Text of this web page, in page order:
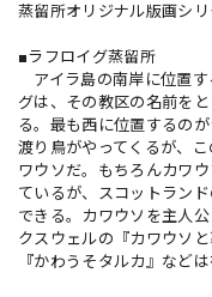
蒸留所オリジナル版画シリ
■ラフロイグ蒸留所
アイラ島の南岸に位置す
グは、その教区の名前を
る。最も西に位置するの
渡り鳥がやってくるが、
ワウソだ。もちろんカワ
ているが、スコットラン
できる。カワウソを主人
クスウェルの『カワウソ
『かわうそタルカ』など